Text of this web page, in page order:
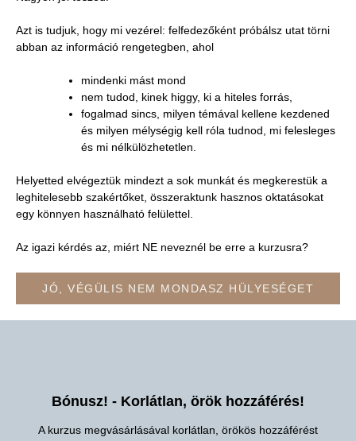
Azt is tudjuk, hogy mi vezérel: felfedezőként próbálsz utat törni
abban az információ rengetegben, ahol
mindenki mást mond
nem tudod, kinek higgy, ki a hiteles forrás,
fogalmad sincs, milyen témával kellene kezdened
és milyen mélységig kell róla tudnod, mi felesleges
és mi nélkülözhetetlen.
Helyetted elvégeztük mindezt a sok munkát és megkerestük a
leghitelesebb szakértőket, összeraktunk hasznos oktatásokat
egy könnyen használható felülettel.
Az igazi kérdés az, miért NE neveznél be erre a kurzusra?
JÓ, VÉGÜLIS NEM MONDASZ HÜLYESÉGET
Bónusz! - Korlátlan, örök hozzáférés!
A kurzus megvásárlásával korlátlan, örökös hozzáférést